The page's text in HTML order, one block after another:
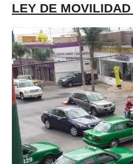
LEY DE